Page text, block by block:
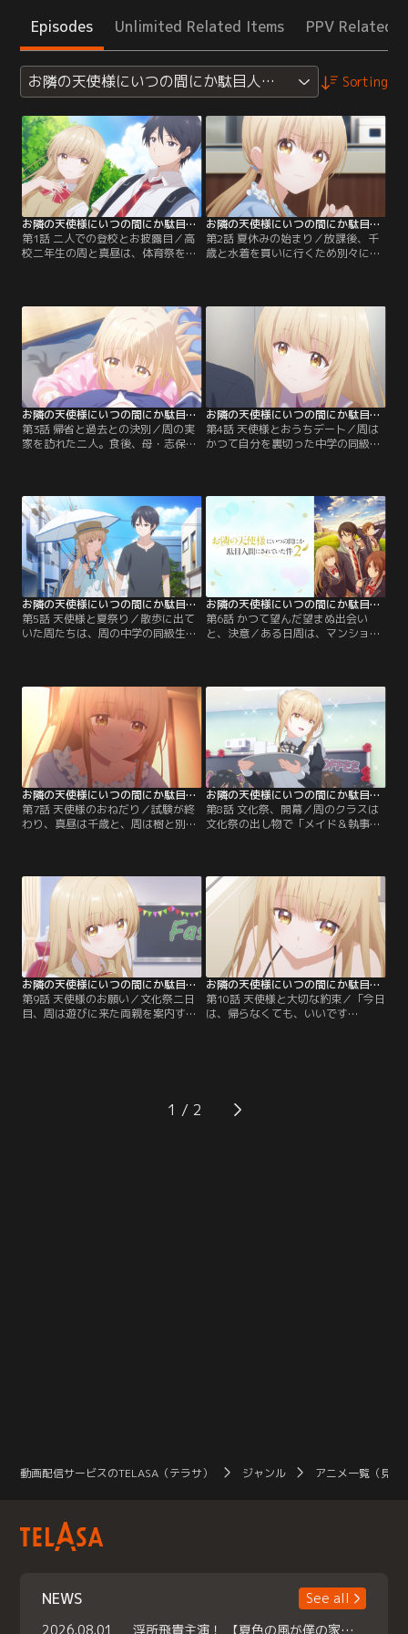
Episodes Unlimited Related Items PPV Related
お隣の天使様にいつの間にか駄目人間にされていた件2
Sorting
お隣の天使様にいつの間にか駄目人間にされていた件2 第01話
第1話 二人での登校とお披露目／高
校二年生の周と真昼は、体育祭をき
嫉妬や好奇心の視線を受けながらも
堂々と手を繋いで歩く。学校に着く
と、一変した周の雰囲気に驚きが広
がるが、交際を公表したことでクラ
スメイトから温かい祝福を受ける。
しかし…。【提供：バンダイチャン
ネル】
お隣の天使様にいつの間にか駄目人間にされていた件2 第02話
第2話 夏休みの始まり／放課後、千
歳と水着を買いに行くため別々に帰
顔が真っ赤に。プールを控え「慣れ
てほしい」と諭す周に対し、最近周
が格好良すぎてドキドキしっぱなし
だと吐露する真昼。恥ずかしがりな
がらも興味津々で周の腹筋に触れ
て…。【提供：バンダイチャンネ
お隣の天使様にいつの間にか駄目人間にされていた件2 第03話
第3話 帰省と過去との決別／周の実
家を訪れた二人。食後、母・志保子
保子から真昼との交際について尋ね
られ、見透かされていたことに動揺
するが、志保子は娘ができて嬉しい
と喜ぶ。一方、帰宅した真昼から、
修斗に周の幼少期の可愛い話を聞い
たことを知った周は…。【提供：バ
ンダイチャンネル】
お隣の天使様にいつの間にか駄目人間にされていた件2 第04話
第4話 天使様とおうちデート／周は
かつて自分を裏切った中学の同級
ことを実感する。その後、真昼の
「周くんに触られるのが好き」とい
う大胆な告白に翻弄されつつ、二人
は睦まじい時間を過ごす。夕方、周
の両親から家族でのお出かけに誘わ
れた真昼は…。【提供：バンダイチ
ャンネル】
お隣の天使様にいつの間にか駄目人間にされていた件2 第05話
第5話 天使様と夏祭り／散歩に出て
いた周たちは、周の中学の同級生・
花田と出会う。友人に恵まれず、不
が、地元を離れたことで幸せを掴ん
だ旧友の姿に安堵の表情を見せる。
帰省最終日、周の両親から「いつで
も帰っておいで」と優しく告げられ
た真昼は、家族の温かさに触れ…。
【提供：バンダイチャンネル】
お隣の天使様にいつの間にか駄目人間にされていた件2 第06話
第6話 かつて望んだ望まぬ出会い
と、決意／ある日周は、マンション
の父・朝陽ではないかと予感する。
意を決して真昼に告げると、今更父
が会いに来るはずがないと冷静に一
蹴。その後も周が朝陽の真意につい
て考えていると、ある日、郵便受け
に朝陽からの手紙が届く。【提供：
バンダイチャンネル】
お隣の天使様にいつの間にか駄目人間にされていた件2 第07話
第7話 天使様のおねだり／試験が終
わり、真昼は千歳と、周は樹と別々
後、周を気にして落ち着かない様子
の真昼に事情を尋ねると、千歳に恋
愛のアドバイスを受けたという。も
っと好きになって欲しいという真昼
の純粋な本心に触れて…。【提供：
バンダイチャンネル】
お隣の天使様にいつの間にか駄目人間にされていた件2 第08話
第8話 文化祭、開幕／周のクラスは
文化祭の出し物で「メイド＆執事喫
を自覚する。周の女子人気に気が気
でない真昼に、周は「俺の唯一は真
昼だけ」と伝えて安心させる。だが
周自身もまた、周囲の視線を集める
真昼の人気にモヤモヤした気持ちを
抱え…。【提供：バンダイチャンネ
ル】
お隣の天使様にいつの間にか駄目人間にされていた件2 第09話
第9話 天使様のお願い／文化祭二日
目、周は遊びに来た両親を案内する
逃げるようにその場を去った。家柄
を理由に千歳を疎んじる大輝に対
お隣の天使様にいつの間にか駄目人間にされていた件2 第10話
第10話 天使様と大切な約束／「今日
は、帰らなくても、いいです
ニで登場した真昼に動揺する周だっ
たが、丁寧に髪を洗ってもらう内に
1
動画配信サービスのTELASA（テラサ） ジャンル アニメ一覧（見放
NEWS
See all
2026.08.01
浮所飛貴主演！ 【夏色の風が僕の家にやってきた】 本日よりテラサで独占配信スタート！